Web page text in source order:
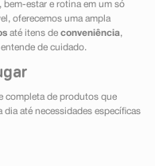
bem-estar e rotina em um só
oferecemos uma ampla
até itens de conveniência,
de cuidado.
completa de produtos que
até necessidades específicas